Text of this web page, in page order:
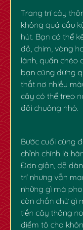
Trang trí cây
không quá cầu
hút. Bạn có thể
đỏ, chim, vòng
lánh, quấn chéo
bạn cũng đừng
thắt nơ nhiều
cây có thể treo
đôi chuông nhỏ.
Bước cuối cùng
chỉnh chính là
Đơn giản, dễ
trí nhưng vẫn
những gì mà
còn chần chừ gì
tiền cây thông
điểm tô cho